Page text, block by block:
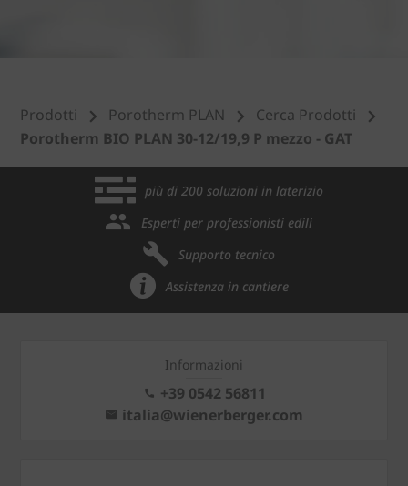
Prodotti Porotherm PLAN
Cerca Prodotti
Porotherm BIO PLAN 30-12/19,9 P mezzo - GAT
più di 200 soluzioni in laterizio
Esperti per professionisti edili
Supporto tecnico
Assistenza in cantiere
Informazioni
+39 0542 56811
italia@wienerberger.com